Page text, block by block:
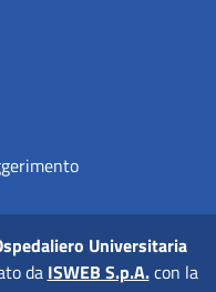
Universitaria
da ISWEB S.p.A.con la